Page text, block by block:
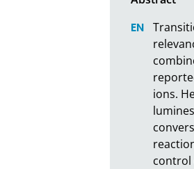
ions.
control